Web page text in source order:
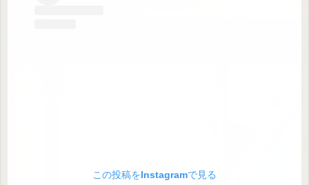
この投稿をInstagramで見る